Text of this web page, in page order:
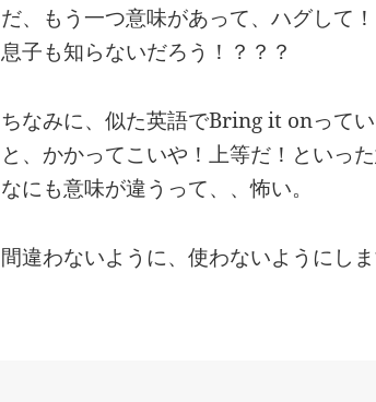
だ、もう一つ意味があって、ハグして
息子も知らないだろう！？？？
ちなみに、似た英語でBring it onって
と、かかってこいや！上等だ！といっ
なにも意味が違うって、、怖い。
間違わないように、使わないようにしま